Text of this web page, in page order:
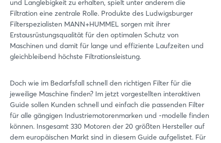
und Langlebigkeit zu erhalten, spielt unter anderem die
Filtration eine zentrale Rolle. Produkte des Ludwigsburger
Filterspezialisten MANN+HUMMEL sorgen mit ihrer
Erstausrüstungsqualität für den optimalen Schutz von
Maschinen und damit für lange und effiziente Laufzeiten und
gleichbleibend höchste Filtrationsleistung.
Doch wie im Bedarfsfall schnell den richtigen Filter für die
jeweilige Maschine finden? Im jetzt vorgestellten interaktiven
Guide sollen Kunden schnell und einfach die passenden Filter
für alle gängigen Industriemotorenmarken und -modelle finden
können. Insgesamt 330 Motoren der 20 größten Hersteller auf
dem europäischen Markt sind in diesem Guide aufgelistet. Für